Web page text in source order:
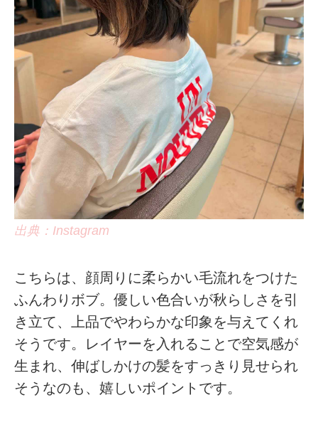
出典：Instagram
こちらは、顔周りに柔らかい毛流れをつけた
ふんわりボブ。優しい色合いが秋らしさを引
き立て、上品でやわらかな印象を与えてくれ
そうです。レイヤーを入れることで空気感が
生まれ、伸ばしかけの髪をすっきり見せられ
そうなのも、嬉しいポイントです。